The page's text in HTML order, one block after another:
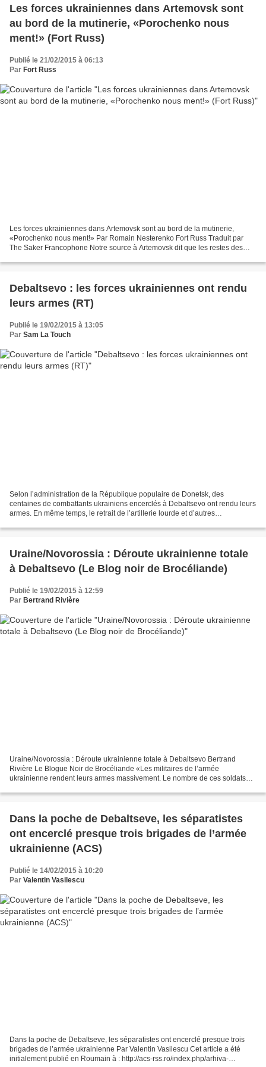
Les forces ukrainiennes dans Artemovsk sont
au bord de la mutinerie, «Porochenko nous
ment!» (Fort Russ)
Publié le 21/02/2015 à 06:13
Par Fort Russ
Les forces ukrainiennes dans Artemovsk sont au bord de la mutinerie,
«Porochenko nous ment!» Par Romain Nesterenko Fort Russ Traduit par
The Saker Francophone Notre source à Artemovsk dit que les restes des
Debaltsevo : les forces ukrainiennes ont rendu
leurs armes (RT)
Publié le 19/02/2015 à 13:05
Par Sam La Touch
Selon l’administration de la République populaire de Donetsk, des
centaines de combattants ukrainiens encerclés à Debaltsevo ont rendu leurs
armes. En même temps, le retrait de l’artillerie lourde et d’autres
Uraine/Novorossia : Déroute ukrainienne totale
à Debaltsevo (Le Blog noir de Brocéliande)
Publié le 19/02/2015 à 12:59
Par Bertrand Rivière
Uraine/Novorossia : Déroute ukrainienne totale à Debaltsevo Bertrand
Rivière Le Blogue Noir de Brocéliande «Les militaires de l’armée
ukrainienne rendent leurs armes massivement. Le nombre de ces soldats
Dans la poche de Debaltseve, les séparatistes
ont encerclé presque trois brigades de l’armée
ukrainienne (ACS)
Publié le 14/02/2015 à 10:20
Par Valentin Vasilescu
Dans la poche de Debaltseve, les séparatistes ont encerclé presque trois
brigades de l’armée ukrainienne Par Valentin Vasilescu Cet article a été
initialement publié en Roumain à : http://acs-rss.ro/index.php/arhiva-